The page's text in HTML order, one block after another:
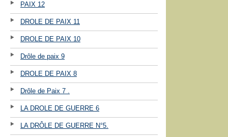
PAIX 12
DROLE DE PAIX 11
DROLE DE PAIX 10
Drôle de paix 9
DROLE DE PAIX 8
Drôle de Paix 7 .
LA DROLE DE GUERRE 6
LA DRÔLE DE GUERRE N°5.